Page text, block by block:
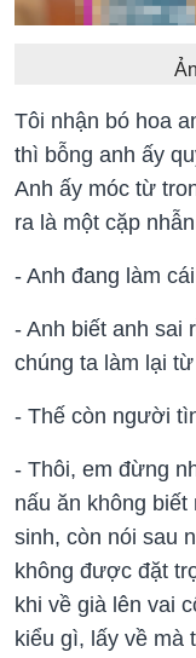
Tôi nhận bó hoa
thì bỗng anh ấy
Anh ấy móc từ
ra là một cặp
- Anh đang làm
- Anh biết anh sai
chúng ta làm lại
- Thế còn người
- Thôi, em đừng
nấu ăn không biết
sinh, còn nói sau
không được đặt
khi về già lên vai
kiểu gì, lấy về mà